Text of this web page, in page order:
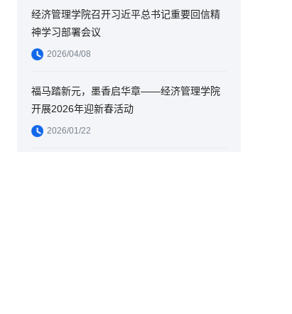
经济管理学院召开习近平总书记重要回信精
神学习部署会议
2026/04/08
福马踏新元，墨香启华章——经济管理学院
开展2026年迎新春活动
2026/01/22